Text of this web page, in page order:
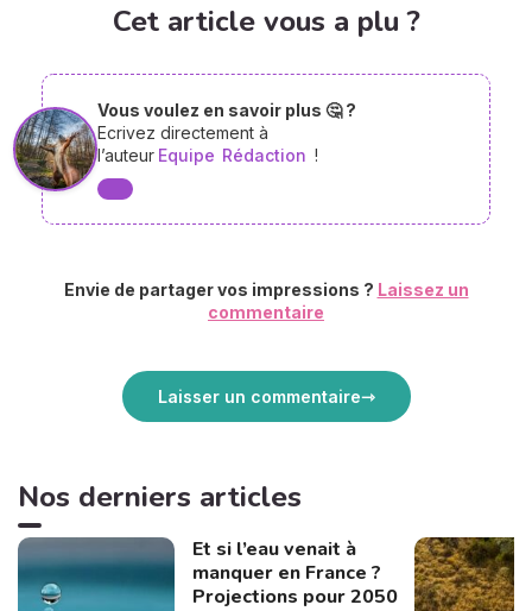
Cet article vous a plu ?
Vous voulez en savoir plus 🤔 ?
Ecrivez directement à
l’auteur Equipe Rédaction !
Envie de partager vos impressions ? Laissez un
commentaire
Laisser un commentaire
Nos derniers articles
Et si l’eau venait à
manquer en France ?
Projections pour 2050